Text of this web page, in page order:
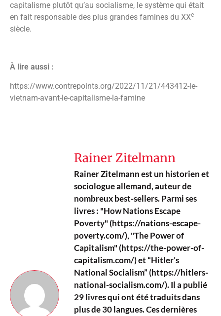
capitalisme plutôt qu’au socialisme, le système qui était
en fait responsable des plus grandes famines du XXe
siècle.
À lire aussi :
https://www.contrepoints.org/2022/11/21/443412-le-
vietnam-avant-le-capitalisme-la-famine
Rainer Zitelmann
Rainer Zitelmann est un historien et
sociologue allemand, auteur de
nombreux best-sellers. Parmi ses
livres : "How Nations Escape
Poverty" (https://nations-escape-
poverty.com/), "The Power of
Capitalism" (https://the-power-of-
capitalism.com/) et “Hitler’s
National Socialism” (https://hitlers-
national-socialism.com/). Il a publié
29 livres qui ont été traduits dans
plus de 30 langues. Ces dernières